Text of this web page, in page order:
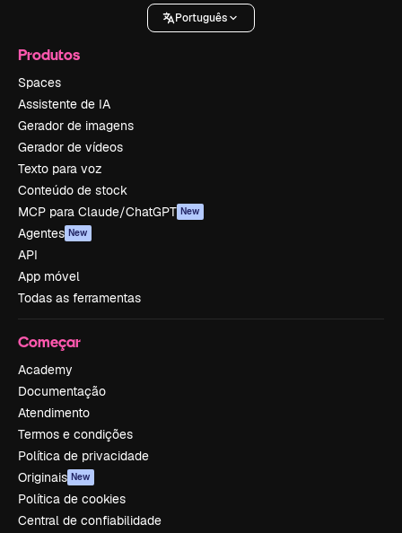
Português
Produtos
Spaces
Assistente de IA
Gerador de imagens
Gerador de vídeos
Texto para voz
Conteúdo de stock
MCP para Claude/ChatGPT New
Agentes New
API
App móvel
Todas as ferramentas
Começar
Academy
Documentação
Atendimento
Termos e condições
Política de privacidade
Originais New
Política de cookies
Central de confiabilidade